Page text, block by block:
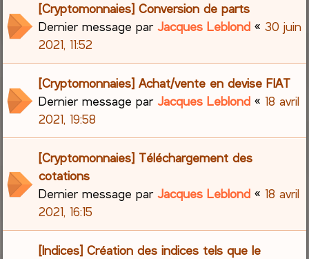
[Cryptomonnaies] Conversion de parts
Dernier message parJacques Leblond «30 juin
2021, 11:52
[Cryptomonnaies] Achat/vente en devise FIAT
Dernier message parJacques Leblond « 18 avril
2021, 19:58
[Cryptomonnaies] Téléchargement des
cotations
Dernier message parJacques Leblond « 18 avril
2021, 16:15
[Indices] Création des indices tels que le